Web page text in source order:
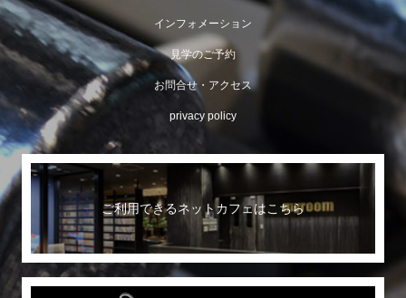
インフォメーション
見学のご予約
お問合せ・アクセス
privacy policy
ご利用できるネットカフェはこちら